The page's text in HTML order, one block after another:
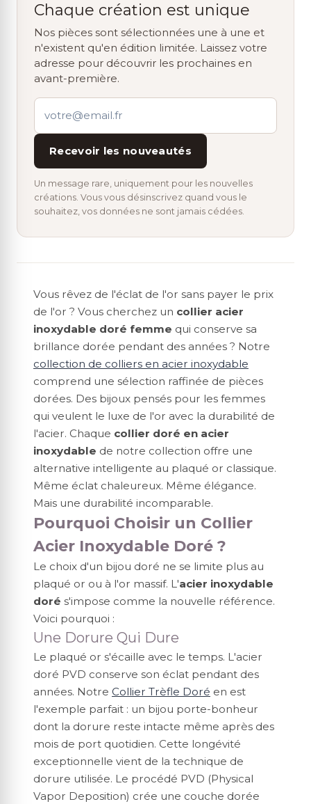
Chaque création est unique
Nos pièces sont sélectionnées une à une et
n'existent qu'en édition limitée. Laissez votre
adresse pour découvrir les prochaines en
avant-première.
Recevoir les nouveautés
Un message rare, uniquement pour les nouvelles
créations. Vous vous désinscrivez quand vous le
souhaitez, vos données ne sont jamais cédées.
Vous rêvez de l'éclat de l'or sans payer le prix
de l'or ? Vous cherchez un collier acier
inoxydable doré femme qui conserve sa
brillance dorée pendant des années ? Notre
collection de colliers en acier inoxydable
comprend une sélection raffinée de pièces
dorées. Des bijoux pensés pour les femmes
qui veulent le luxe de l'or avec la durabilité de
l'acier. Chaque collier doré en acier
inoxydable de notre collection offre une
alternative intelligente au plaqué or classique.
Même éclat chaleureux. Même élégance.
Mais une durabilité incomparable.
Pourquoi Choisir un Collier
Acier Inoxydable Doré ?
Le choix d'un bijou doré ne se limite plus au
plaqué or ou à l'or massif. L'acier inoxydable
doré s'impose comme la nouvelle référence.
Voici pourquoi :
Une Dorure Qui Dure
Le plaqué or s'écaille avec le temps. L'acier
doré PVD conserve son éclat pendant des
années. Notre Collier Trèfle Doré en est
l'exemple parfait : un bijou porte-bonheur
dont la dorure reste intacte même après des
mois de port quotidien. Cette longévité
exceptionnelle vient de la technique de
dorure utilisée. Le procédé PVD (Physical
Vapor Deposition) crée une couche dorée